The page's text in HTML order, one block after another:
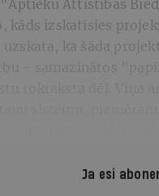
Attīstības
kāds izskatīsies
ka šāda
- samazinātos
Ja esi